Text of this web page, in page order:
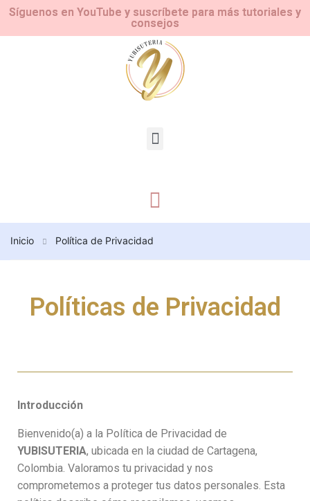
Síguenos en YouTube y suscríbete para más tutoriales y
consejos
Inicio Política de Privacidad
Políticas de Privacidad
Introducción
Bienvenido(a) a la Política de Privacidad de
YUBISUTERIA, ubicada en la ciudad de Cartagena,
Colombia. Valoramos tu privacidad y nos
comprometemos a proteger tus datos personales. Esta